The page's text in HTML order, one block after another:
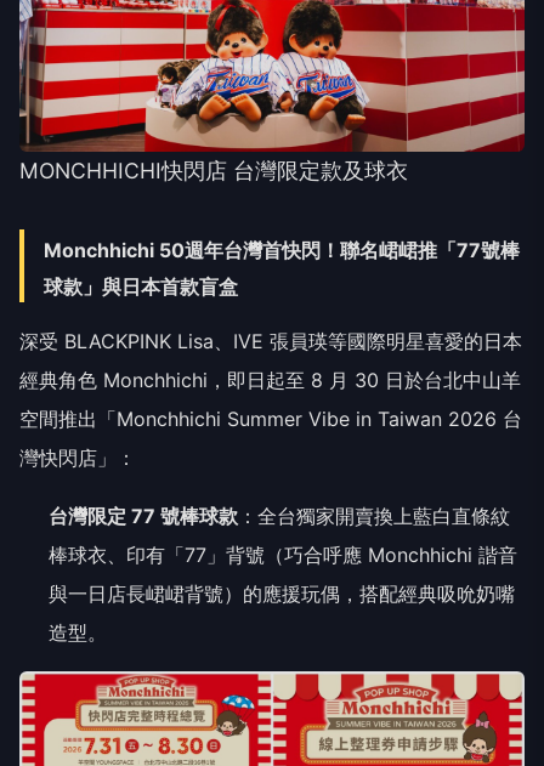
MONCHHICHI快閃店 台灣限定款及球衣
Monchhichi 50週年台灣首快閃！聯名峮峮推「77號棒
球款」與日本首款盲盒
深受 BLACKPINK Lisa、IVE 張員瑛等國際明星喜愛的日本
經典角色 Monchhichi，即日起至 8 月 30 日於台北中山羊
空間推出「Monchhichi Summer Vibe in Taiwan 2026 台
灣快閃店」：
台灣限定 77 號棒球款 ：全台獨家開賣換上藍白直條紋
棒球衣、印有「77」背號（巧合呼應 Monchhichi 諧音
與一日店長峮峮背號）的應援玩偶，搭配經典吸吮奶嘴
造型。